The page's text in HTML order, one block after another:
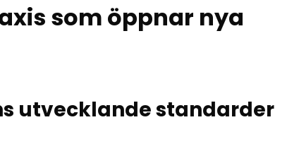
som öppnar nya
utvecklande standarder